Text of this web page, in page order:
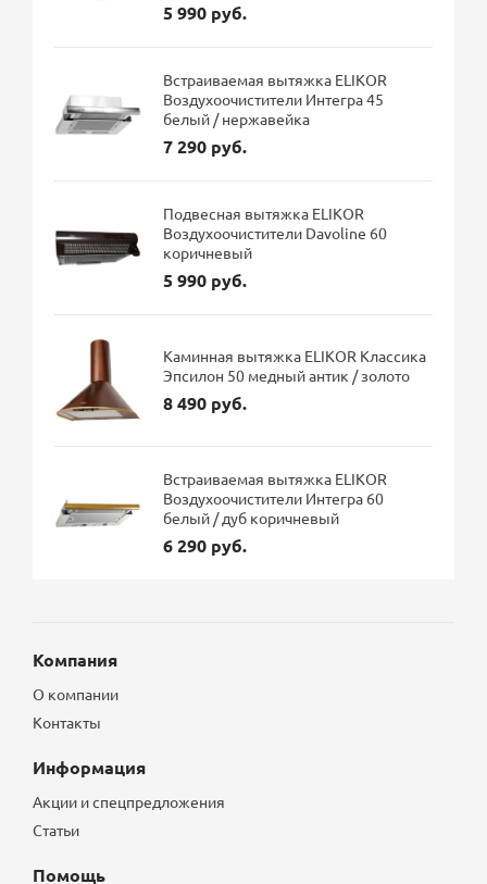
5 990 руб.
Встраиваемая вытяжка ELIKOR
Воздухоочистители Интегра 45
белый / нержавейка
7 290 руб.
Подвесная вытяжка ELIKOR
Воздухоочистители Davoline 60
коричневый
5 990 руб.
Каминная вытяжка ELIKOR Классика
Эпсилон 50 медный антик / золото
8 490 руб.
Встраиваемая вытяжка ELIKOR
Воздухоочистители Интегра 60
белый / дуб коричневый
6 290 руб.
Компания
О компании
Контакты
Информация
Акции и спецпредложения
Статьи
Помощь